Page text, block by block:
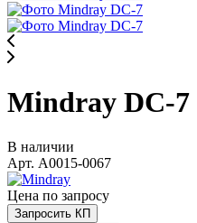
Mindray DC-7
В наличии
Арт. A0015-0067
Цена по запросу
Запросить КП